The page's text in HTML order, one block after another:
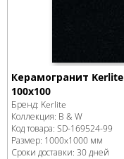
Керамогранит
100x100
Бренд: Kerlite
Коллекция: B & W
Код товара: SD-169524-99
Размер: 1000x1000 мм
Сроки доставки: 30 дней